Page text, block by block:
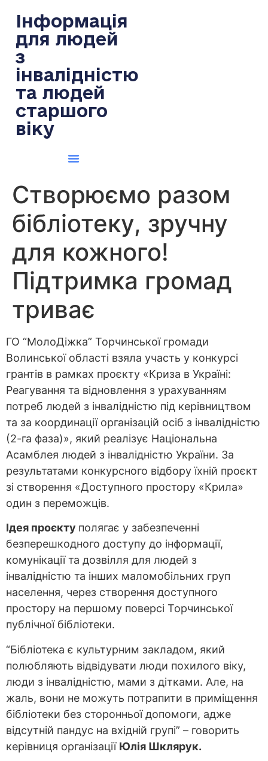
Інформація
для людей
з
інвалідністю
та людей
старшого
віку
Створюємо разом
бібліотеку, зручну
для кожного!
Підтримка громад
триває
ГО “МолоДіжка” Торчинської громади
Волинської області взяла участь у конкурсі
грантів в рамках проєкту «Криза в Україні:
Реагування та відновлення з урахуванням
потреб людей з інвалідністю під керівництвом
та за координації організацій осіб з інвалідністю
(2-га фаза)», який реалізує Національна
Асамблея людей з інвалідністю України. За
результатами конкурсного відбору їхній проєкт
зі створення «Доступного простору «Крила»
один з переможців.
Ідея проєкту полягає у забезпеченні
безперешкодного доступу до інформації,
комунікації та дозвілля для людей з
інвалідністю та інших маломобільних груп
населення, через створення доступного
простору на першому поверсі Торчинської
публічної бібліотеки.
“Бібліотека є культурним закладом, який
полюбляють відвідувати люди похилого віку,
люди з інвалідністю, мами з дітками. Але, на
жаль, вони не можуть потрапити в приміщення
бібліотеки без сторонньої допомоги, адже
відсутній пандус на вхідній групі” – говорить
керівниця організації Юлія Шклярук.